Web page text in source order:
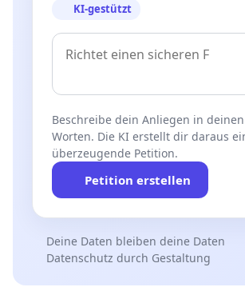
KI-gestützt
Beschreibe dein Anliegen in
Worten. Die KI erstellt dir daraus
überzeugende Petition.
Petition erstellen
Deine Daten bleiben deine Daten
Datenschutz durch Gestaltung